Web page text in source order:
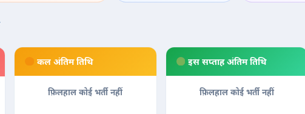
कल अंतिम तिथि
फ़िलहाल कोई भर्ती नहीं
इस सप्ताह अंतिम तिथि
फ़िलहाल कोई भर्ती नहीं